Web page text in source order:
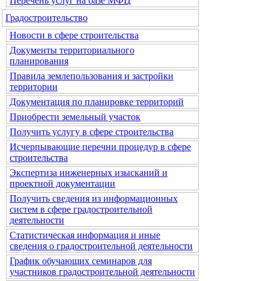
Градостроительство
Новости в сфере строительства
Документы территориального
планирования
Правила землепользования и застройки
территории
Документация по планировке территорий
Приобрести земельный участок
Получить услугу в сфере строительства
Исчерпывающие перечни процедур в сфере
строительства
Экспертиза инженерных изысканий и
проектной документации
Получить сведения из информационных
систем в сфере градостроительной
деятельности
Статистическая информация и иные
сведения о градостроительной деятельности
График обучающих семинаров для
участников градостроительной деятельности